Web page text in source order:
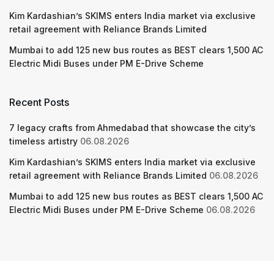
Kim Kardashian’s SKIMS enters India market via exclusive
retail agreement with Reliance Brands Limited
Mumbai to add 125 new bus routes as BEST clears 1,500 AC
Electric Midi Buses under PM E-Drive Scheme
Recent Posts
7 legacy crafts from Ahmedabad that showcase the city’s
timeless artistry 06.08.2026
Kim Kardashian’s SKIMS enters India market via exclusive
retail agreement with Reliance Brands Limited 06.08.2026
Mumbai to add 125 new bus routes as BEST clears 1,500 AC
Electric Midi Buses under PM E-Drive Scheme 06.08.2026